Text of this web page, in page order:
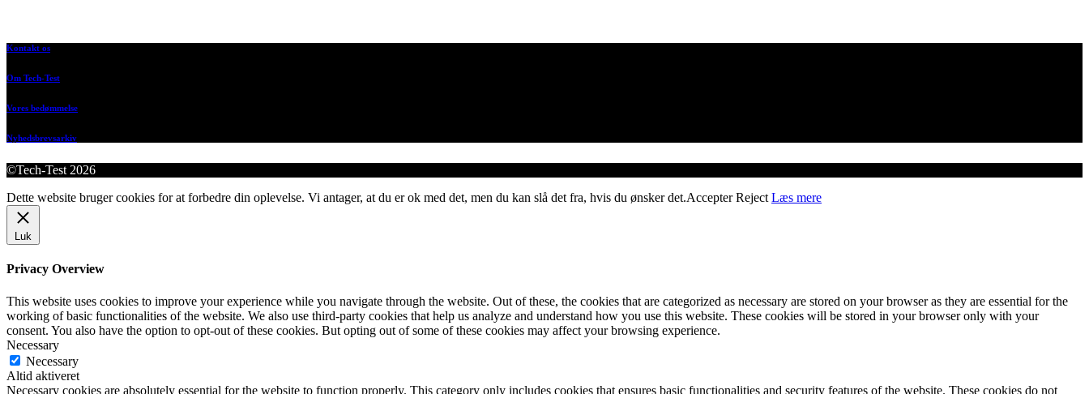
Kontakt os
Om Tech-Test
Vores bedømmelse
Nyhedsbrevsarkiv
©Tech-Test 2026
Dette website bruger cookies for at forbedre din oplevelse. Vi antager, at du er ok med det, men du kan slå det fra, hvis du ønsker det.Accepter Reject Læs mere
Luk
Privacy Overview
This website uses cookies to improve your experience while you navigate through the website. Out of these, the cookies that are categorized as necessary are stored on your browser as they are essential for the
working of basic functionalities of the website. We also use third-party cookies that help us analyze and understand how you use this website. These cookies will be stored in your browser only with your
consent. You also have the option to opt-out of these cookies. But opting out of some of these cookies may affect your browsing experience.
Necessary
Necessary
Altid aktiveret
Necessary cookies are absolutely essential for the website to function properly. This category only includes cookies that ensures basic functionalities and security features of the website. These cookies do not